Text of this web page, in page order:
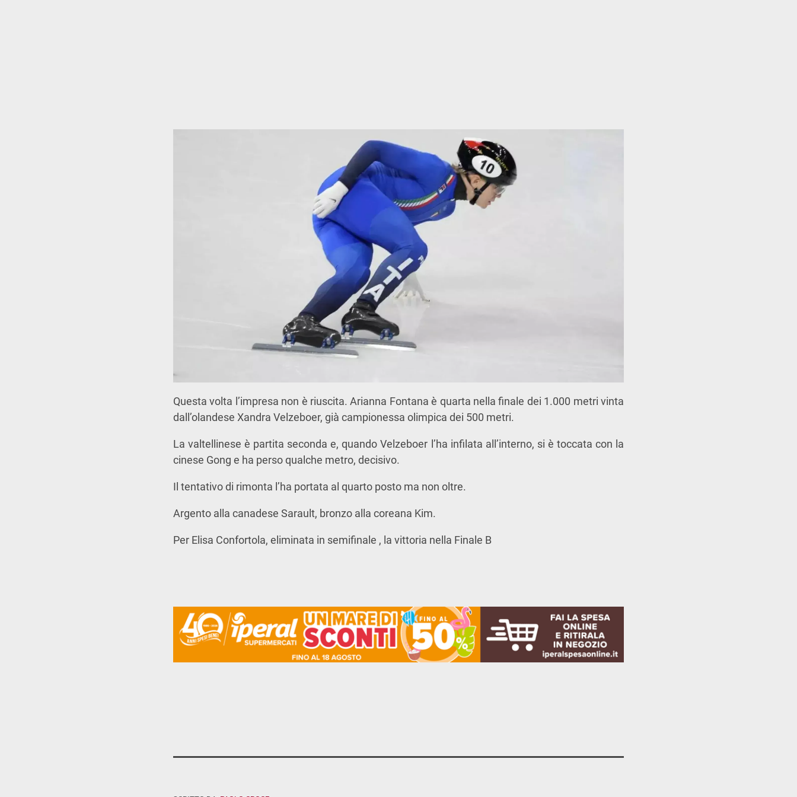
Questa volta l’impresa non è riuscita. Arianna Fontana è quarta nella finale dei 1.000 metri vinta
dall’olandese Xandra Velzeboer, già campionessa olimpica dei 500 metri.
La valtellinese è partita seconda e, quando Velzeboer l’ha infilata all’interno, si è toccata con la
cinese Gong e ha perso qualche metro, decisivo.
Il tentativo di rimonta l’ha portata al quarto posto ma non oltre.
Argento alla canadese Sarault, bronzo alla coreana Kim.
Per Elisa Confortola, eliminata in semifinale , la vittoria nella Finale B